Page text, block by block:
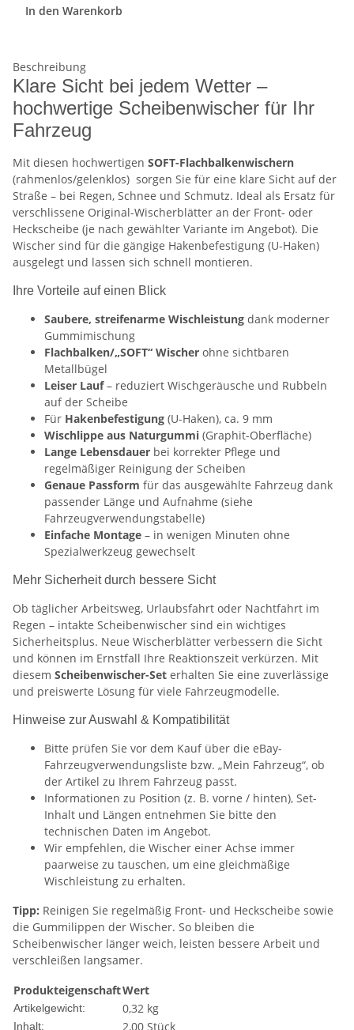
In den Warenkorb
Beschreibung
Klare Sicht bei jedem Wetter –
hochwertige Scheibenwischer für Ihr
Fahrzeug
Mit diesen hochwertigen SOFT-Flachbalkenwischern
(rahmenlos/gelenklos) sorgen Sie für eine klare Sicht auf der
Straße – bei Regen, Schnee und Schmutz. Ideal als Ersatz für
verschlissene Original-Wischerblätter an der Front- oder
Heckscheibe (je nach gewählter Variante im Angebot). Die
Wischer sind für die gängige Hakenbefestigung (U-Haken)
ausgelegt und lassen sich schnell montieren.
Ihre Vorteile auf einen Blick
Saubere, streifenarme Wischleistung dank moderner
Gummimischung
Flachbalken/„SOFT“ Wischer ohne sichtbaren
Metallbügel
Leiser Lauf– reduziert Wischgeräusche und Rubbeln
auf der Scheibe
Für Hakenbefestigung (U-Haken), ca. 9 mm
Wischlippe aus Naturgummi (Graphit-Oberfläche)
Lange Lebensdauer bei korrekter Pflege und
regelmäßiger Reinigung der Scheiben
Genaue Passform für das ausgewählte Fahrzeug dank
passender Länge und Aufnahme (siehe
Fahrzeugverwendungstabelle)
Einfache Montage – in wenigen Minuten ohne
Spezialwerkzeug gewechselt
Mehr Sicherheit durch bessere Sicht
Ob täglicher Arbeitsweg, Urlaubsfahrt oder Nachtfahrt im
Regen – intakte Scheibenwischer sind ein wichtiges
Sicherheitsplus. Neue Wischerblätter verbessern die Sicht
und können im Ernstfall Ihre Reaktionszeit verkürzen. Mit
diesem Scheibenwischer-Set erhalten Sie eine zuverlässige
und preiswerte Lösung für viele Fahrzeugmodelle.
Hinweise zur Auswahl & Kompatibilität
Bitte prüfen Sie vor dem Kauf über die eBay-
Fahrzeugverwendungsliste bzw. „Mein Fahrzeug“, ob
der Artikel zu Ihrem Fahrzeug passt.
Informationen zu Position (z. B. vorne / hinten), Set-
Inhalt und Längen entnehmen Sie bitte den
technischen Daten im Angebot.
Wir empfehlen, die Wischer einer Achse immer
paarweise zu tauschen, um eine gleichmäßige
Wischleistung zu erhalten.
Tipp: Reinigen Sie regelmäßig Front- und Heckscheibe sowie
die Gummilippen der Wischer. So bleiben die
Scheibenwischer länger weich, leisten bessere Arbeit und
verschleißen langsamer.
ProdukteigenschaftWert
Artikelgewicht: 0,32 kg
Inhalt: 2,00 Stück